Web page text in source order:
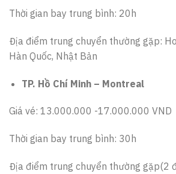
Thời gian bay trung bình: 20h
Địa điểm trung chuyển thường gặp:
Hàn Quốc, Nhật Bản
TP. Hồ Chí Minh – Montreal
Giá vé: 13.000.000 -17.000.000 VND
Thời gian bay trung bình: 30h
Địa điểm trung chuyển thường gặp(2